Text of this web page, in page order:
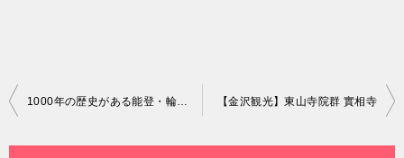
投
1000年の歴史がある能登・輪島の朝市はおばあちゃんが主役でした 【金沢観光】東山寺院群 實相寺